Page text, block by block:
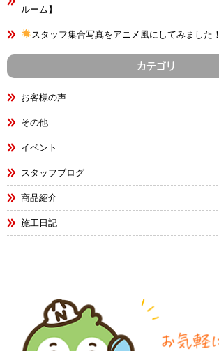
ルーム】
スタッフ集合写真をアニメ風にしてみました！
カテゴリ
お客様の声
その他
イベント
スタッフブログ
商品紹介
施工日記